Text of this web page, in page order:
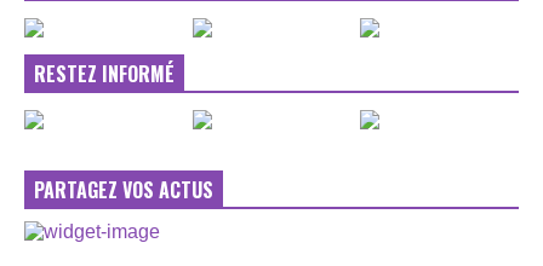
RESTEZ INFORMÉ
PARTAGEZ VOS ACTUS